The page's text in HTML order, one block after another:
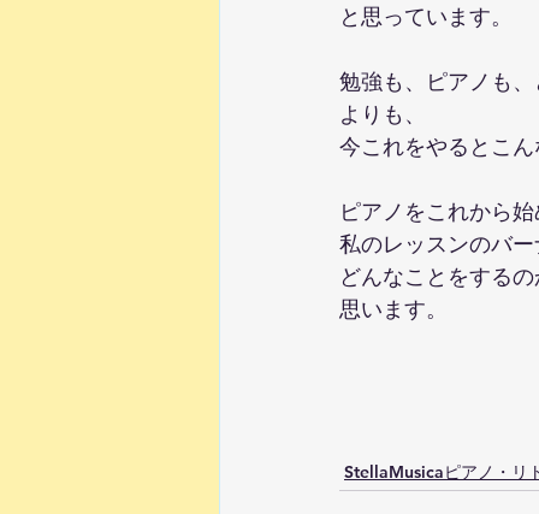
と思っています。
勉強も、ピアノも
よりも、
今これをやるとこ
ピアノをこれから
私のレッスンのバー
どんなことをする
思います。
StellaMusicaピアノ・リ